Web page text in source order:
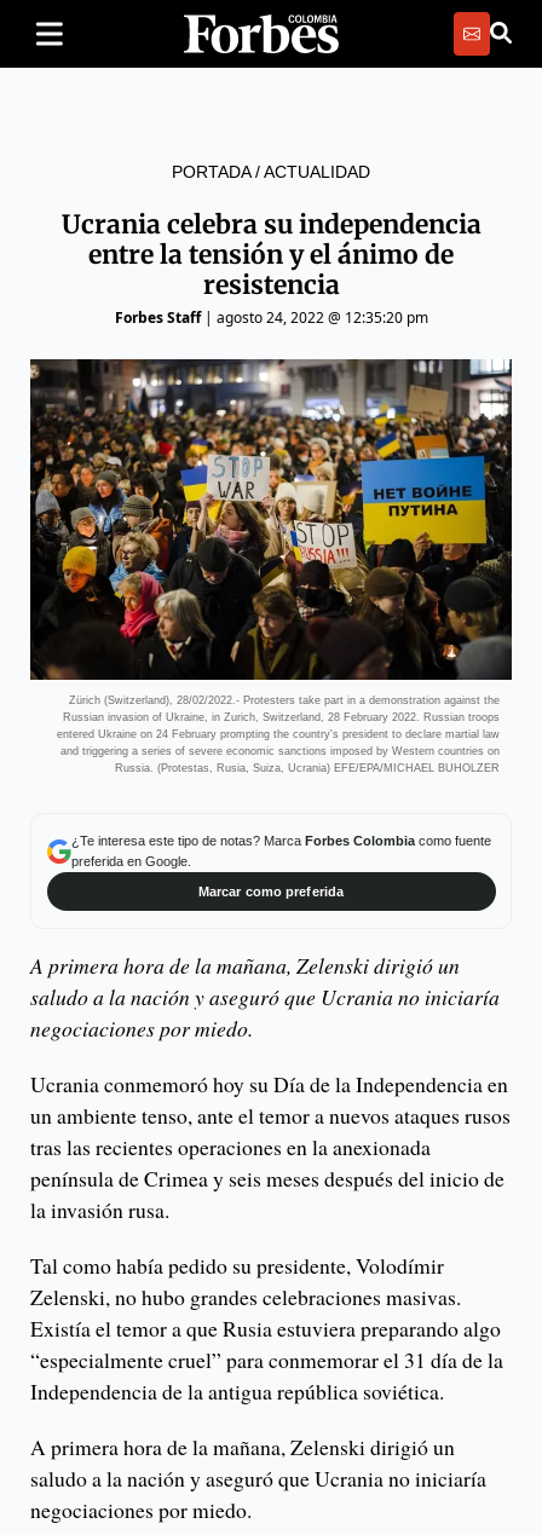
PORTADA/ACTUALIDAD
Ucrania celebra su independencia
entre la tensión y el ánimo de
resistencia
Forbes Staff| agosto 24, 2022 @ 12:35:20 pm
Zürich (Switzerland), 28/02/2022.- Protesters take part in a demonstration against the
Russian invasion of Ukraine, in Zurich, Switzerland, 28 February 2022. Russian troops
entered Ukraine on 24 February prompting the country's president to declare martial law
and triggering a series of severe economic sanctions imposed by Western countries on
Russia. (Protestas, Rusia, Suiza, Ucrania) EFE/EPA/MICHAEL BUHOLZER
¿Te interesa este tipo de notas? Marca Forbes Colombiacomo fuente
preferida en Google.
Marcar como preferida
A primera hora de la mañana, Zelenski dirigió un
saludo a la nación y aseguró que Ucrania no iniciaría
negociaciones por miedo.
Ucrania conmemoró hoy su Día de la Independencia en
un ambiente tenso, ante el temor a nuevos ataques rusos
tras las recientes operaciones en la anexionada
península de Crimea y seis meses después del inicio de
la invasión rusa.
Tal como había pedido su presidente, Volodímir
Zelenski, no hubo grandes celebraciones masivas.
Existía el temor a que Rusia estuviera preparando algo
“especialmente cruel” para conmemorar el 31 día de la
Independencia de la antigua república soviética.
A primera hora de la mañana, Zelenski dirigió un
saludo a la nación y aseguró que Ucrania no iniciaría
negociaciones por miedo.